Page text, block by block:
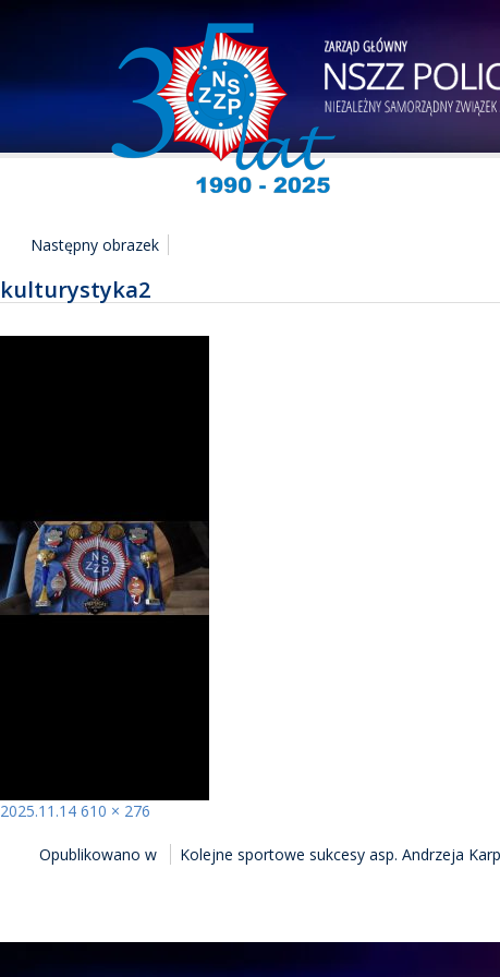
Następny obrazek
kulturystyka2
Opublikowano
2025.11.14 Pełny
610 × 276
WPISUOpublikowano w Kolejne sportowe sukcesy asp. Andrzeja